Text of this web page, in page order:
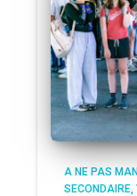
A NE PAS
SECONDAIRE